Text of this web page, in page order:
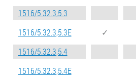
1516/5.32.3,5.3
1516/5.32.3,5.3E
✓
1516/5.32.3,5.4
1516/5.32.3,5.4E